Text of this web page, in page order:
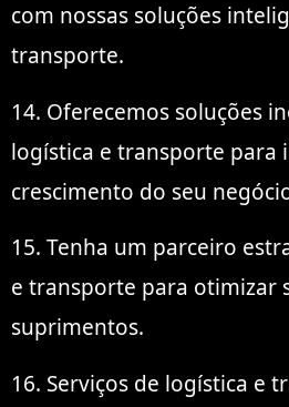
com nossas soluções
transporte.
14. Oferecemos soluções
logística e transporte para
crescimento do seu
15. Tenha um parceiro
e transporte para otimizar
suprimentos.
16. Serviços de logística e